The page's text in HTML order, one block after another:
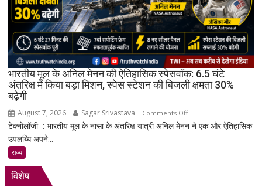
और
Snapdragon
4
Gen
4
के
साथ
रेंज
भारतीय मूल के अनिल मेनन की ऐतिहासिक स्पेसवॉक: 6.5 घंटे
अंतरिक्ष में किया बड़ा मिशन, स्पेस स्टेशन की बिजली क्षमता 30%
बढ़ेगी
August 7, 2026 Sagar Srivastava Comments Offon
भारतीय
टेक्नोलॉजी : भारतीय मूल के नासा के अंतरिक्ष यात्री अनिल मेनन ने एक और ऐतिहासिक
उपलब्धि अपने...
राज्य
विशेष